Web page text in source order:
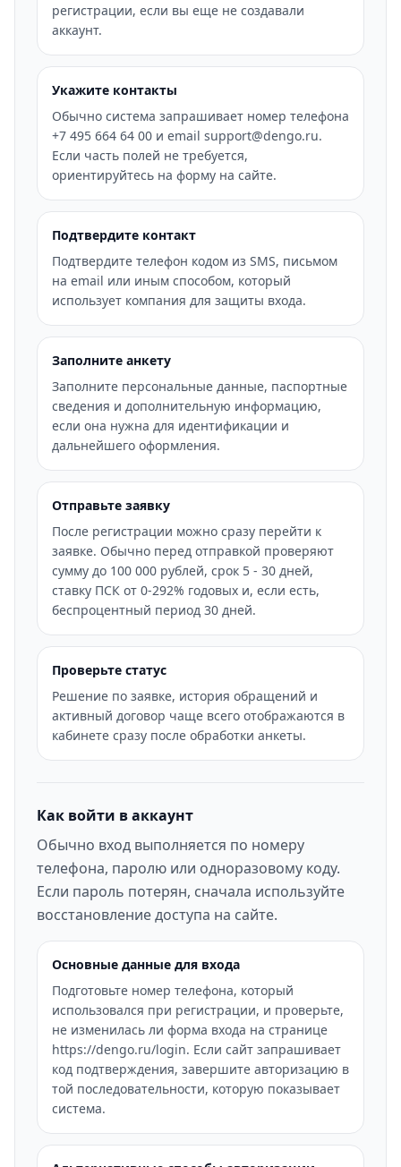
регистрации, если вы еще не создавали
аккаунт.
Укажите контакты
Обычно система запрашивает номер телефона
+7 495 664 64 00 и email support@dengo.ru.
Если часть полей не требуется,
ориентируйтесь на форму на сайте.
Подтвердите контакт
Подтвердите телефон кодом из SMS, письмом
на email или иным способом, который
использует компания для защиты входа.
Заполните анкету
Заполните персональные данные, паспортные
сведения и дополнительную информацию,
если она нужна для идентификации и
дальнейшего оформления.
Отправьте заявку
После регистрации можно сразу перейти к
заявке. Обычно перед отправкой проверяют
сумму до 100 000 рублей, срок 5 - 30 дней,
ставку ПСК от 0-292% годовых и, если есть,
беспроцентный период 30 дней.
Проверьте статус
Решение по заявке, история обращений и
активный договор чаще всего отображаются в
кабинете сразу после обработки анкеты.
Как войти в аккаунт
Обычно вход выполняется по номеру
телефона, паролю или одноразовому коду.
Если пароль потерян, сначала используйте
восстановление доступа на сайте.
Основные данные для входа
Подготовьте номер телефона, который
использовался при регистрации, и проверьте,
не изменилась ли форма входа на странице
https://dengo.ru/login. Если сайт запрашивает
код подтверждения, завершите авторизацию в
той последовательности, которую показывает
система.